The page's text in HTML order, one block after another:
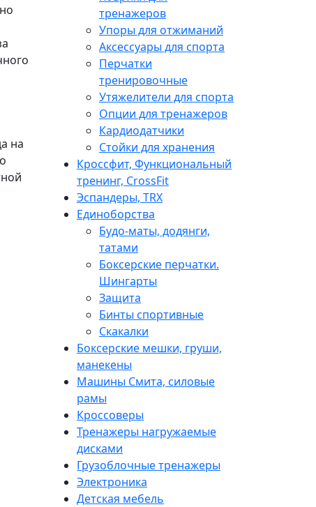
на
тренажеров
Упоры для отжиманий
Аксессуары для спорта
Перчатки
тренировочные
Утяжелители для спорта
Опции для тренажеров
Кардиодатчики
Стойки для хранения
Кроссфит, Функциональный
тренинг, CrossFit
Эспандеры, TRX
Единоборства
Будо-маты, додянги,
татами
Боксерские перчатки.
Шингарты
Защита
Бинты спортивные
Скакалки
Боксерские мешки, груши,
манекены
Машины Смита, силовые
рамы
Кроссоверы
Тренажеры нагружаемые
дисками
Грузоблочные тренажеры
Электроника
Детская мебель